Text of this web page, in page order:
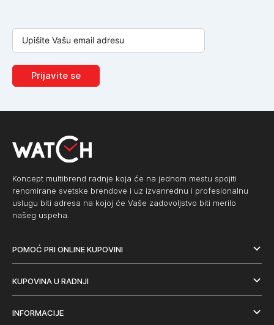
Prijavite se
Koncept multibrend radnje koja će na jednom mestu spojiti
renomirane svetske brendove i uz izvanrednu i profesionalnu
uslugu biti adresa na kojoj će Vaše zadovoljstvo biti merilo
našeg uspeha.
POMOĆ PRI ONLINE KUPOVINI
KUPOVINA U RADNJI
INFORMACIJE